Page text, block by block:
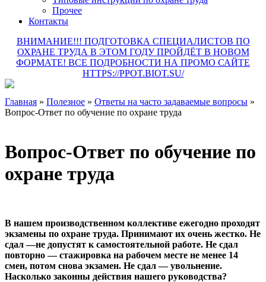
Прочее
Контакты
ВНИМАНИЕ!!! ПОДГОТОВКА СПЕЦИАЛИСТОВ ПО
ОХРАНЕ ТРУДА В ЭТОМ ГОДУ ПРОЙДЁТ В НОВОМ
ФОРМАТЕ! ВСЕ ПОДРОБНОСТИ НА ПРОМО САЙТЕ
HTTPS://PPOT.BIOT.SU/
Главная » Полезное » Ответы на часто задаваемые вопросы »
Вопрос-Ответ по обучение по охране труда
Вопрос-Ответ по обучение по
охране труда
В нашем производственном коллективе ежегодно проходят
экзамены по охране труда. Принимают их очень жестко. Не
сдал —не допустят к самостоятельной работе. Не сдал
повторно — стажировка на рабочем месте не менее 14
смен, потом снова экзамен. Не сдал — увольнение.
Насколько законны действия нашего руководства?